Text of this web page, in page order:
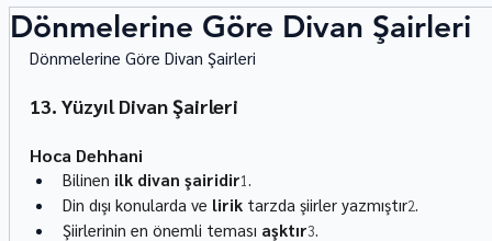
Dönmelerine Göre Divan Şairleri
Dönmelerine Göre Divan Şairleri
13. Yüzyıl Divan Şairleri
Hoca Dehhani
Bilinen ilk divan şairidir1.
Din dışı konularda ve lirik tarzda şiirler yazmıştır2.
Şiirlerinin en önemli teması aşktır3.